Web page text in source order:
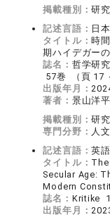
掲載種別：研
記述言語： 日
タイトル：時
期ハイデガー
誌名： 哲学研
57巻 （頁 17
出版年月：
著者： 景山洋平
掲載種別：研
専門分野： 人
記述言語：英語
タイトル：
Secular Age:
Modern
誌名： Kritike
出版年月：